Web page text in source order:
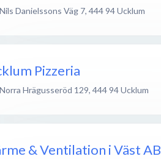
Nils Danielssons Väg 7, 444 94Ucklum
Pizzeria
Norra Hrägusseröd 129, 444 94Ucklum
& Ventilation i Väst AB